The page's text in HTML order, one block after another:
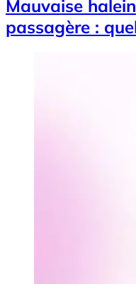
Mauvaise
passagère :